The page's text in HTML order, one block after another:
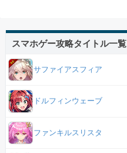
スマホゲー攻略タイトル一覧
サファイアスフィア
ドルフィンウェーブ
ファンキルスリスタ